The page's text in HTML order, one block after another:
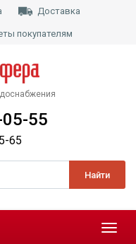
Доставка
покупателям
Найти
55
65
Меню